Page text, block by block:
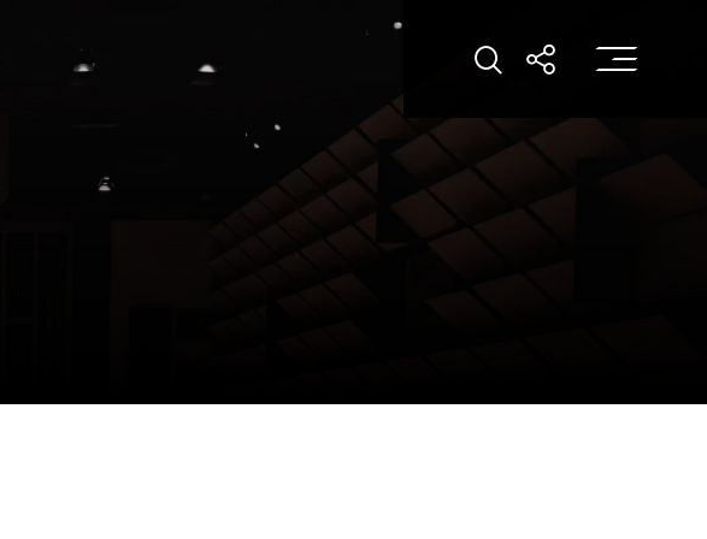
打开搜索打开分享打